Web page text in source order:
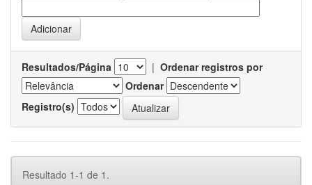
Resultados/Página | Ordenar registros por
Ordenar
Registro(s)
Resultado 1-1 de 1.